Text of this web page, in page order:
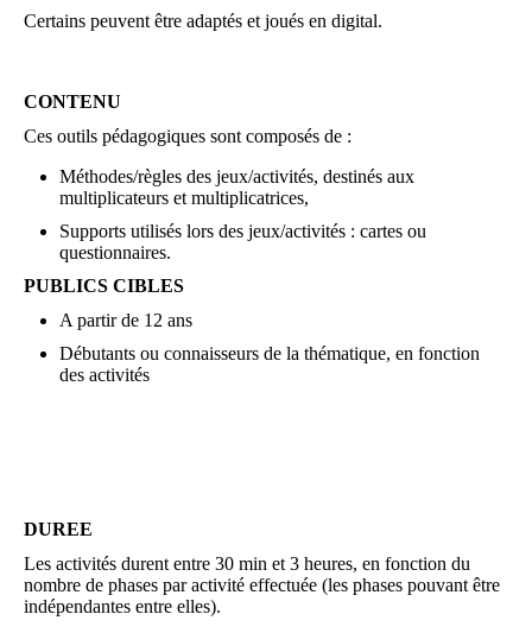
Certains peuvent être adaptés et joués en digital.
CONTENU
Ces outils pédagogiques sont composés de :
Méthodes/règles des jeux/activités, destinés aux
multiplicateurs et multiplicatrices,
Supports utilisés lors des jeux/activités : cartes ou
questionnaires.
PUBLICS CIBLES
A partir de 12 ans
Débutants ou connaisseurs de la thématique, en fonction
des activités
DUREE
Les activités durent entre 30 min et 3 heures, en fonction du
nombre de phases par activité effectuée (les phases pouvant être
indépendantes entre elles).